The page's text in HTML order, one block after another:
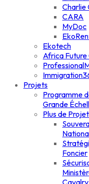
Charlie
CARA
MyDoc
Ekotech
Africa
Projets
Programme
Grande
Plus de
Foncier